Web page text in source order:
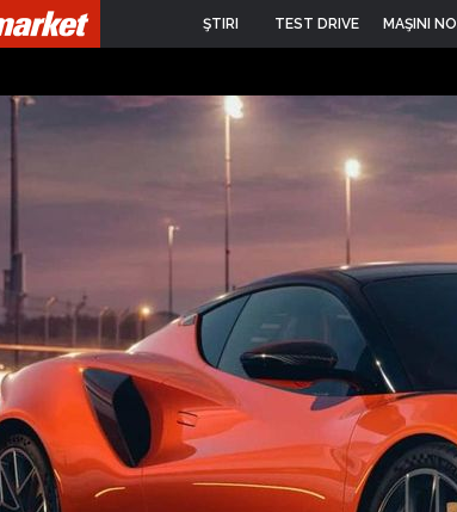
ŞTIRI TEST DRIVE MAŞINI NOI